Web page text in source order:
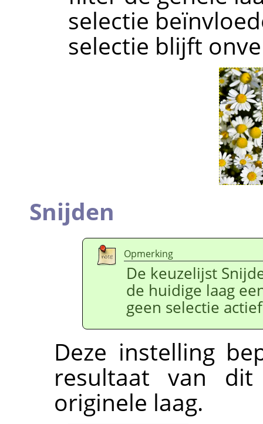
selectie
selectie blijft
Snijden
Opmerking
De keuzelijst
de huidige laag
geen selectie
Deze instelling
resultaat van
originele laag.